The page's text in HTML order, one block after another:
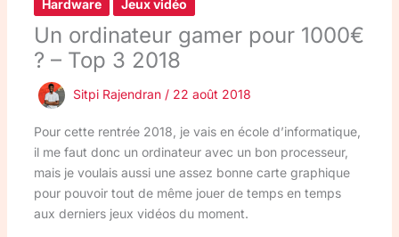
Hardware Jeux vidéo
Un ordinateur gamer pour 1000€
? – Top 3 2018
Sitpi Rajendran / 22 août 2018
Pour cette rentrée 2018, je vais en école d’informatique,
il me faut donc un ordinateur avec un bon processeur,
mais je voulais aussi une assez bonne carte graphique
pour pouvoir tout de même jouer de temps en temps
aux derniers jeux vidéos du moment.